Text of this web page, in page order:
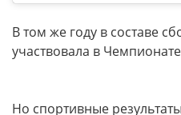
В том же году в составе
участвовала в
Но спортивные